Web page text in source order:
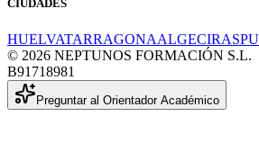
CIUDADES
HUELVATARRAGONAALGECIRAS
© 2026 NEPTUNOS FORMACIÓN S.L.
B91718981
Preguntar al Orientador Académico